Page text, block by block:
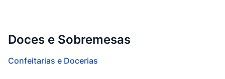
Doces e Sobremesas
Confeitarias e Docerias